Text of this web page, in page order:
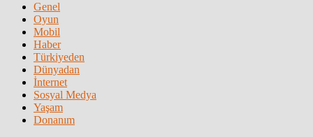
Genel
Oyun
Mobil
Haber
Türkiyeden
Dünyadan
İnternet
Sosyal Medya
Yaşam
Donanım